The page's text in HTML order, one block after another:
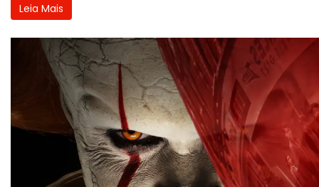
Leia Mais